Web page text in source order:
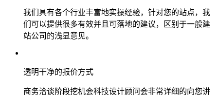
我们具有各个行业丰富地实操经验，针对您的站点，我
们可以提供很多有效并且可落地的建议，区别于一般建
站公司的浅显意见。
透明干净的报价方式
商务洽谈阶段挖机会科技设计顾问会非常详细的向您讲